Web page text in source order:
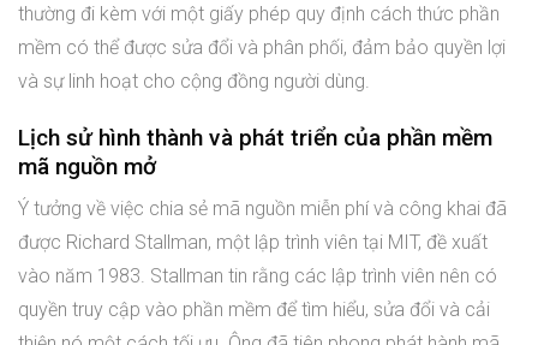
thường đi kèm với một giấy phép quy định cách thức phần
mềm có thể được sửa đổi và phân phối, đảm bảo quyền lợi
và sự linh hoạt cho cộng đồng người dùng.
Lịch sử hình thành và phát triển của phần mềm
mã nguồn mở
Ý tưởng về việc chia sẻ mã nguồn miễn phí và công khai đã
được Richard Stallman, một lập trình viên tại MIT, đề xuất
vào năm 1983. Stallman tin rằng các lập trình viên nên có
quyền truy cập vào phần mềm để tìm hiểu, sửa đổi và cải